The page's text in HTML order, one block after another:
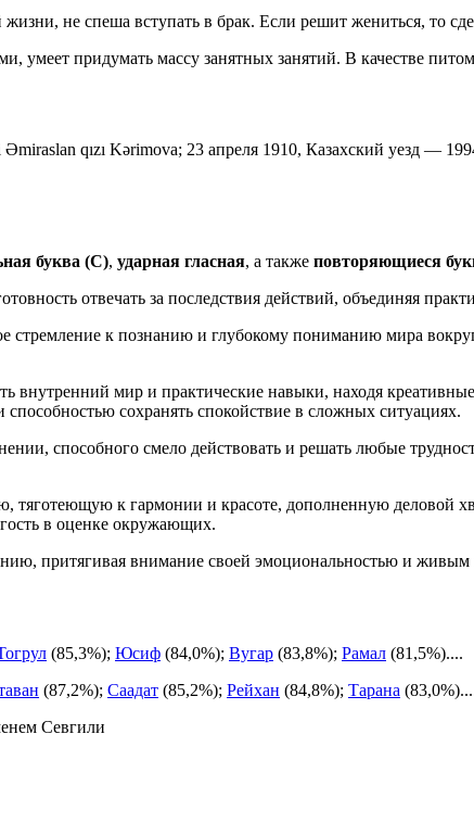
не спеша вступать в брак. Если решит жениться, то
умеет придумать массу занятных занятий. В качестве
qızı Kərimova; 23 апреля 1910, Казахский уезд —
буква (С), ударная гласная, а также повторяющиеся
отвечать за последствия действий, объединяя
стремление к познанию и глубокому пониманию мира
внутренний мир и практические навыки, находя
сохранять спокойствие в сложных ситуациях.
способного смело действовать и решать любые
тяготеющую к гармонии и красоте, дополненную деловой
в оценке окружающих.
притягивая внимание своей эмоциональностью и
(85,3%); Юсиф (84,0%); Вугар (83,8%); Рамал (81,5%)....
(87,2%); Саадат (85,2%); Рейхан (84,8%); Тарана
Севгили